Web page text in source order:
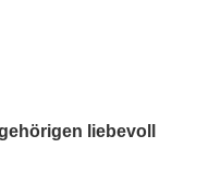
liebevoll